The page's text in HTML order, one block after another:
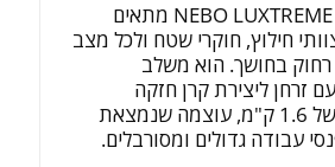
פנס היד NEBO LUXTREME SL100 מתאים
חילוץ, חוקרי שטח ולכל מצב
רחוק בחושך. הוא משלב
עם זרחן ליצירת קרן חזקה
שמגיעה למרחק של 1.6 ק"מ, עוצמה שנמצאת
עבודה גדולים ומסורבלים.